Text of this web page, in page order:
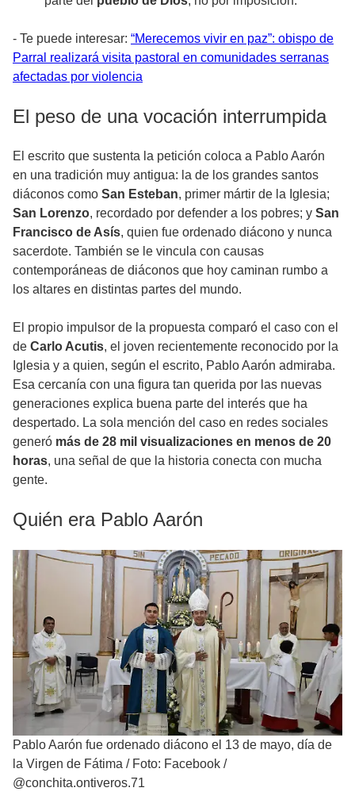
- Te puede interesar: “Merecemos vivir en paz”: obispo de
Parral realizará visita pastoral en comunidades serranas
afectadas por violencia
El peso de una vocación interrumpida
El escrito que sustenta la petición coloca a Pablo Aarón
en una tradición muy antigua: la de los grandes santos
diáconos como San Esteban, primer mártir de la Iglesia;
San Lorenzo, recordado por defender a los pobres; y San
Francisco de Asís, quien fue ordenado diácono y nunca
sacerdote. También se le vincula con causas
contemporáneas de diáconos que hoy caminan rumbo a
los altares en distintas partes del mundo.
El propio impulsor de la propuesta comparó el caso con el
de Carlo Acutis, el joven recientemente reconocido por la
Iglesia y a quien, según el escrito, Pablo Aarón admiraba.
Esa cercanía con una figura tan querida por las nuevas
generaciones explica buena parte del interés que ha
despertado. La sola mención del caso en redes sociales
generó más de 28 mil visualizaciones en menos de 20
horas, una señal de que la historia conecta con mucha
gente.
Quién era Pablo Aarón
Pablo Aarón fue ordenado diácono el 13 de mayo, día de
la Virgen de Fátima / Foto: Facebook /
@conchita.ontiveros.71